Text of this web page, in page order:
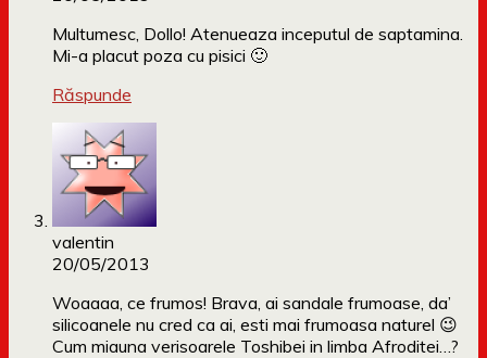
Multumesc, Dollo! Atenueaza inceputul de saptamina.
Mi-a placut poza cu pisici 🙂
Răspunde
valentin
20/05/2013
Woaaaa, ce frumos! Brava, ai sandale frumoase, da’
silicoanele nu cred ca ai, esti mai frumoasa naturel 😉
Cum miauna verisoarele Toshibei in limba Afroditei…?